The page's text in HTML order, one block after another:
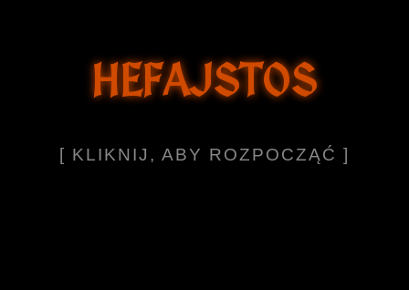
HEFAJSTOS
[ KLIKNIJ, ABY ROZPOCZĄĆ ]